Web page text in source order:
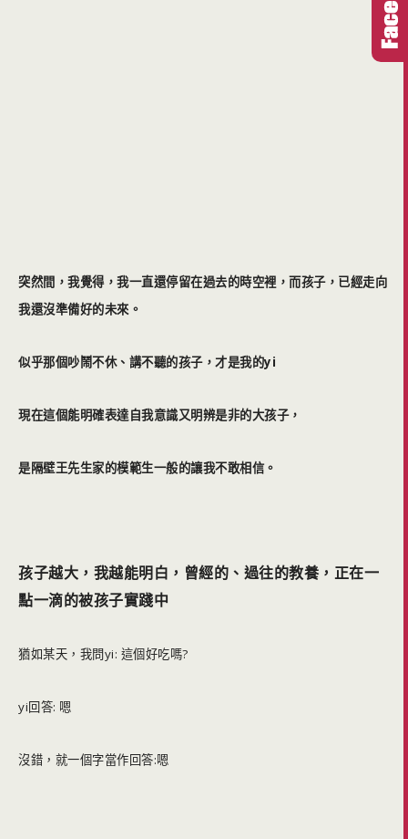
突然間，我覺得，我一直還停留在過去的時空裡，而孩子，已經走向
我還沒準備好的未來。
似乎那個吵鬧不休、講不聽的孩子，才是我的yi
現在這個能明確表達自我意識又明辨是非的大孩子，
是隔壁王先生家的模範生一般的讓我不敢相信。
孩子越大，我越能明白，曾經的、過往的教養，正在一
點一滴的被孩子實踐中
猶如某天，我問yi: 這個好吃嗎?
yi回答: 嗯
沒錯，就一個字當作回答:嗯